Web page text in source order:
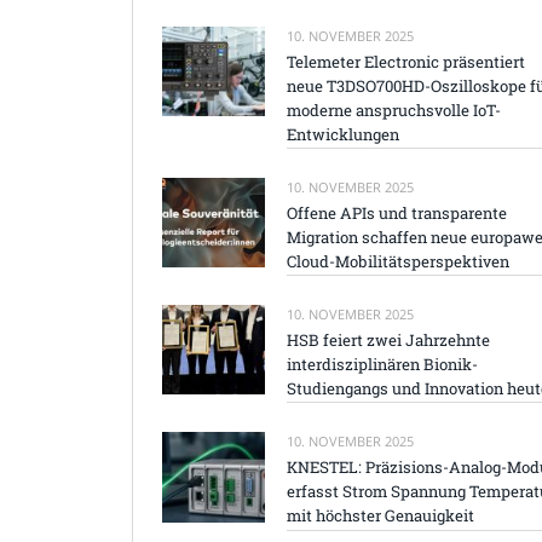
10. NOVEMBER 2025
Telemeter Electronic präsentiert
neue T3DSO700HD-Oszilloskope
moderne anspruchsvolle IoT-
Entwicklungen
10. NOVEMBER 2025
Offene APIs und transparente
Migration schaffen neue
Cloud-Mobilitätsperspektiven
10. NOVEMBER 2025
HSB feiert zwei Jahrzehnte
interdisziplinären Bionik-
Studiengangs und Innovation
10. NOVEMBER 2025
KNESTEL: Präzisions-Analog-
erfasst Strom Spannung
mit höchster Genauigkeit